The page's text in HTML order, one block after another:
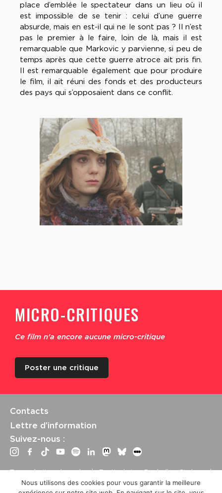
place d’emblée le spectateur dans un lieu où il
est impossible de se tenir : celui d’une guerre
absurde, mais en est-il qui ne le sont pas ? Il n’est
pas le premier à le faire, loin de là, mais il est
remarquable que Markovic y parvienne, si peu de
temps après que cette guerre atroce ait pris fin.
Il est remarquable également que pour produire
le film, il ait réuni des fonds et des producteurs
des pays qui s’opposaient dans ce conflit.
MICRO-CRITIQUES
Ce film n'a encore aucune micro-critique
Poster une critique
Contacts
Lettre d’information
Suivez-nous :
Tous droits réservés | Festival La Rochelle Cinéma |
International Film Festival – Mentions légales –Conditions
Nous utilisons des cookies pour vous garantir la meilleure